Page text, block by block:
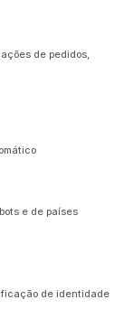
de pedidos,
e de países
de identidade